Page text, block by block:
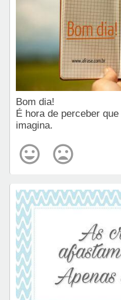
Bom dia!
É hora de perceber
imagina.